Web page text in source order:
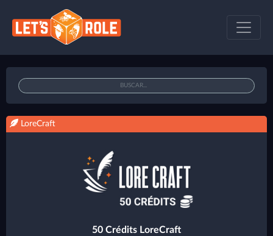
LoreCraft
50 Crédits LoreCraft